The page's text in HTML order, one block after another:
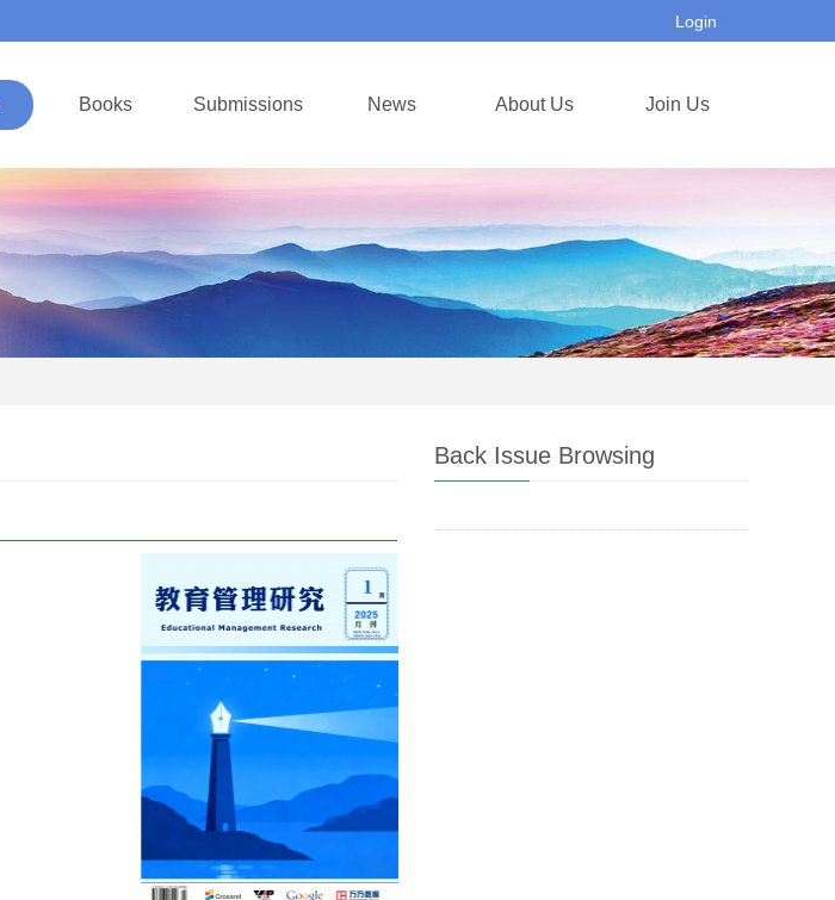
Login
Books Submissions News About Us Join Us
Back Issue Browsing